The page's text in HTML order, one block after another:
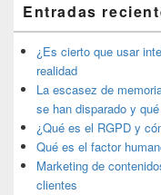
área
de
widget
barra
lateral
primaria
Entradas
¿Es cierto que usar
realidad
La escasez de
se han disparado y
¿Qué es el RGPD y
Qué es el factor
Marketing de
clientes